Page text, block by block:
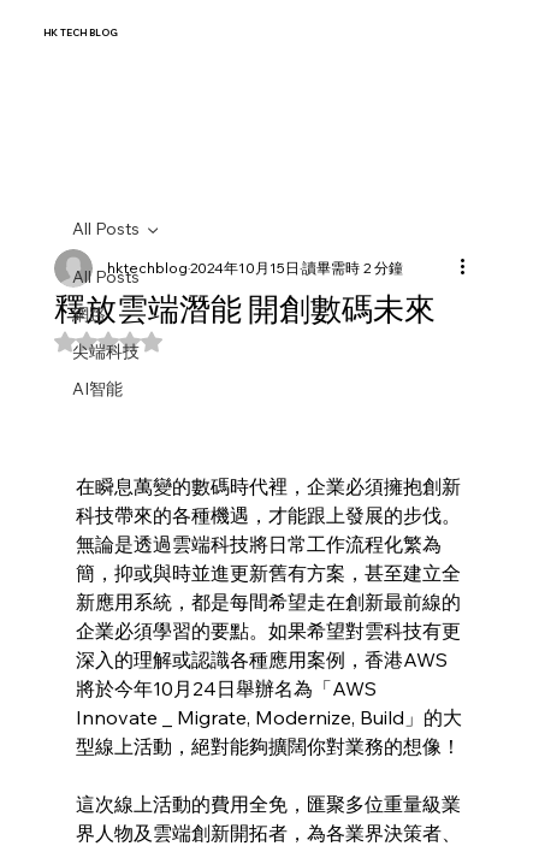
HK TECH BLOG
All Posts
網路
尖端科技
AI智能
All Posts
釋放雲端潛能 開創數碼未來
hktechblog2024年10月15日 讀畢需時 2 分鐘
評等為 NaN（最高為 5 顆星）。
在瞬息萬變的數碼時代裡，企業必須擁抱創新
科技帶來的各種機遇，才能跟上發展的步伐。
無論是透過雲端科技將日常工作流程化繁為
簡，抑或與時並進更新舊有方案，甚至建立全
新應用系統，都是每間希望走在創新最前線的
企業必須學習的要點。如果希望對雲科技有更
深入的理解或認識各種應用案例，香港AWS
將於今年10月24日舉辦名為「AWS
Innovate _ Migrate, Modernize, Build」的大
型線上活動，絕對能夠擴闊你對業務的想像！
這次線上活動的費用全免，匯聚多位重量級業
界人物及雲端創新開拓者，為各業界決策者、